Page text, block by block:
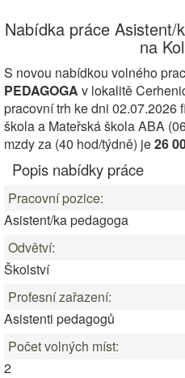
Nabídka práce Asistent/
na
S novou nabídkou volného
PEDAGOGA v lokalitě
pracovní trh ke dni 02.07.2026
škola a Mateřská škola ABA
mzdy za (40 hod/týdně) je26
Popis nabídky práce
Pracovní pozice:
Asistent/ka pedagoga
Odvětví:
Školství
Profesní zařazení:
Asistenti pedagogů
Počet volných míst:
2